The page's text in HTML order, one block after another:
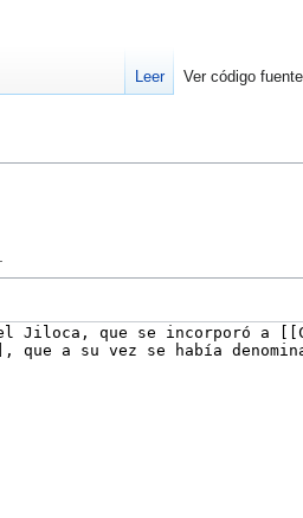
Leer Ver código fuente